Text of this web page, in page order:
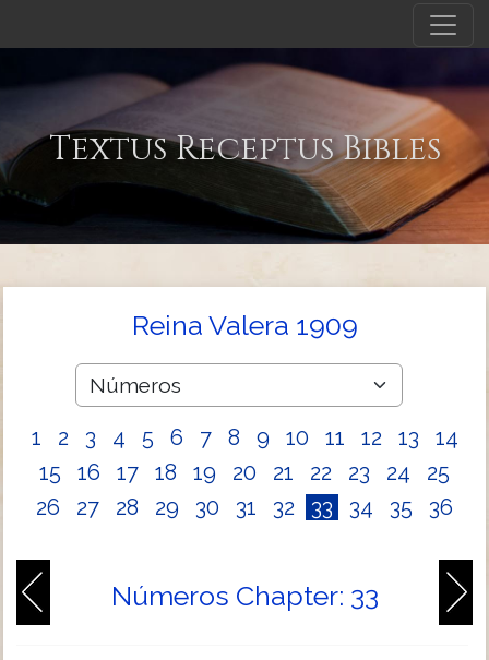
Textus Receptus Bibles
Reina Valera 1909
1 2 3 4 5 6 7 8 9 10 11 12 13
14
15
16 17 18 19 20 21 22 23 24
25
26
27 28 29 30 31 32 33 34 35 36
Números Chapter: 33